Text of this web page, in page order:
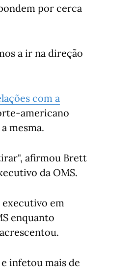
por cerca
a ir na direção
com a
americano
mesma.
afirmou Brett
da OMS.
em
enquanto
infetou mais de